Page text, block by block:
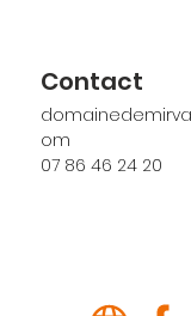
Contact
om
07 86 46 24 20